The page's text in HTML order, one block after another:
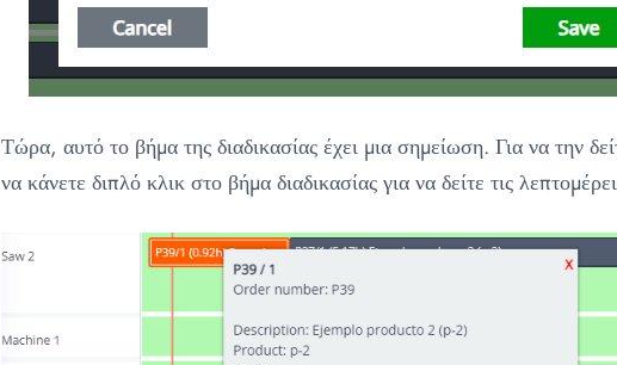
Τώρα, αυτό το βήμα της διαδικασίας έχει μια σημείωση. Για να την
να κάνετε διπλό κλικ στο βήμα διαδικασίας για να δείτε τις